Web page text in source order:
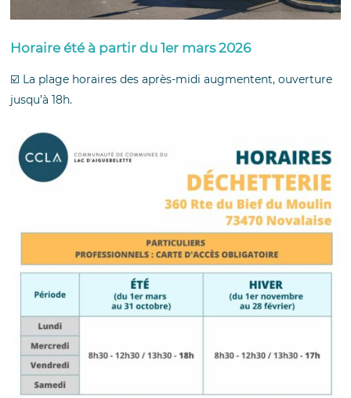
Horaire été à partir du 1er mars 2026
☑️ La plage horaires des après-midi augmentent, ouverture
jusqu’à 18h.